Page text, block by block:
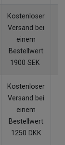
Kostenloser
Versand bei
einem
Bestellwert
1900 SEK
Kostenloser
Versand bei
einem
Bestellwert
1250 DKK